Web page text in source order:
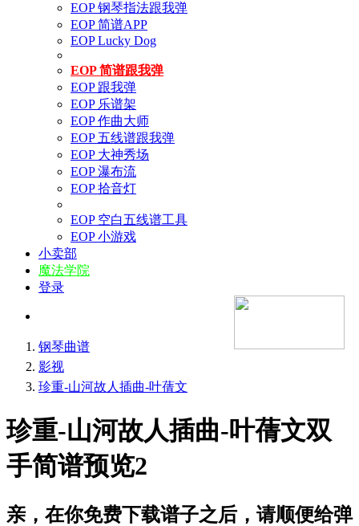
EOP 钢琴指法跟我弹
EOP 简谱APP
EOP Lucky Dog
EOP 简谱跟我弹
EOP 跟我弹
EOP 乐谱架
EOP 作曲大师
EOP 五线谱跟我弹
EOP 大神秀场
EOP 瀑布流
EOP 拾音灯
EOP 空白五线谱工具
EOP 小游戏
小卖部
魔法学院
登录
钢琴曲谱
影视
珍重-山河故人插曲-叶蒨文
珍重-山河故人插曲-叶蒨文双
手简谱预览2
亲，在你免费下载谱子之后，请顺便给弹